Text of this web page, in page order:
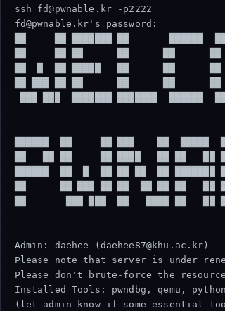
ssh fd@pwnable.kr -p2222
fd@pwnable.kr's password:
Admin: daehee (daehee87@khu.ac.kr)
Please note that server is under
Please don't brute-force the
Installed Tools: pwndbg, qemu,
(let admin know if some essential